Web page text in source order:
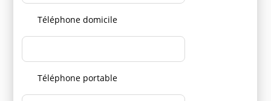
Téléphone domicile
Téléphone portable